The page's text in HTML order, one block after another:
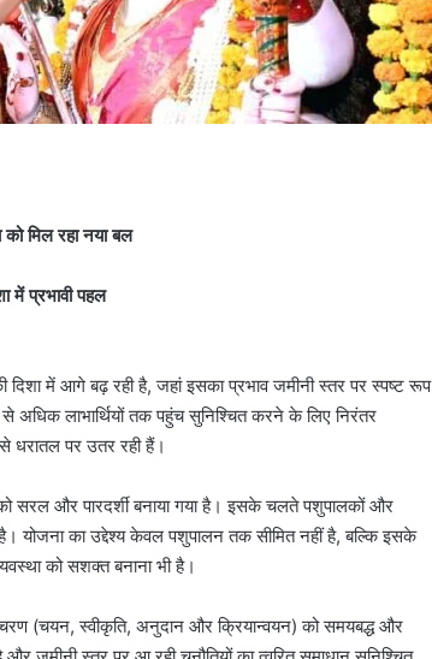
मिल रहा नया बल
में प्रभावी पहल
में आगे बढ़ रही है, जहां इसका प्रभाव जमीनी स्तर पर स्पष्ट रूप
अधिक लाभार्थियों तक पहुंच सुनिश्चित करने के लिए निरंतर
धरातल पर उतर रही हैं।
सरल और पारदर्शी बनाया गया है। इसके चलते पशुपालकों और
है। योजना का उद्देश्य केवल पशुपालन तक सीमित नहीं है, बल्कि इसके
को सशक्त बनाना भी है।
चरण (चयन, स्वीकृति, अनुदान और क्रियान्वयन) को समयबद्ध और